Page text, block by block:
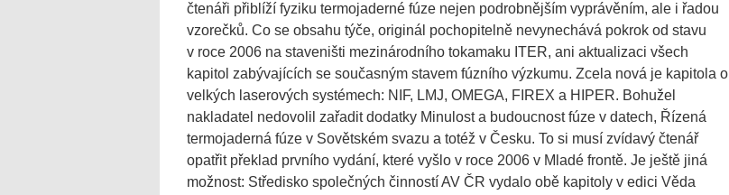
čtenáři přiblíží fyziku termojaderné fúze nejen podrobnějším vyprávěním, ale i řadou
vzorečků. Co se obsahu týče, originál pochopitelně nevynechává pokrok od stavu
v roce 2006 na staveništi mezinárodního tokamaku ITER, ani aktualizaci všech
kapitol zabývajících se současným stavem fúzního výzkumu. Zcela nová je kapitola o
velkých laserových systémech: NIF, LMJ, OMEGA, FIREX a HIPER. Bohužel
nakladatel nedovolil zařadit dodatky Minulost a budoucnost fúze v datech, Řízená
termojaderná fúze v Sovětském svazu a totéž v Česku. To si musí zvídavý čtenář
opatřit překlad prvního vydání, které vyšlo v roce 2006 v Mladé frontě. Je ještě jiná
možnost: Středisko společných činností AV ČR vydalo obě kapitoly v edici Věda